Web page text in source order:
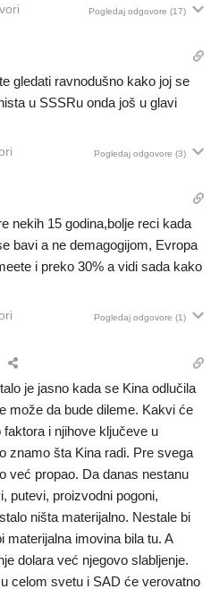
Pogledaj odgovore (17)
gledati ravnodušno kako joj se
u SSSRu onda još u glavi
Pogledaj odgovore (3)
nekih 15 godina,bolje reci kada
bavi a ne demagogijom, Evropa
i preko 30% a vidi sada kako
Pogledaj odgovore (1)
je jasno kada se Kina odlučila
može da bude dileme. Kakvi će
i njihove ključeve u
znamo šta Kina radi. Pre svega
već propao. Da danas nestanu
putevi, proizvodni pogoni,
ništa materijalno. Nestale bi
materijalna imovina bila tu. A
dolara već njegovo slabljenje.
celom svetu i SAD će verovatno